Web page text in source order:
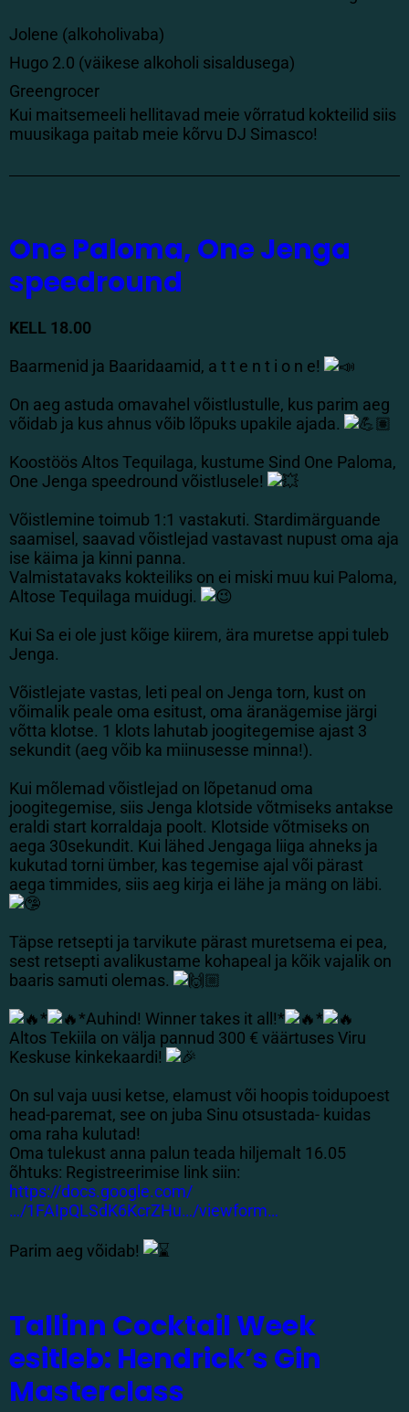
Jolene (alkoholivaba)
Hugo 2.0 (väikese alkoholi sisaldusega)
Greengrocer
Kui maitsemeeli hellitavad meie võrratud kokteilid siis
muusikaga paitab meie kõrvu DJ Simasco!
One Paloma, One Jenga
speedround
KELL 18.00
Baarmenid ja Baaridaamid, a t t e n t i o n e!
On aeg astuda omavahel võistlustulle, kus parim aeg
võidab ja kus ahnus võib lõpuks upakile ajada.
Koostöös Altos Tequilaga, kustume Sind One Paloma,
One Jenga speedround võistlusele!
Võistlemine toimub 1:1 vastakuti. Stardimärguande
saamisel, saavad võistlejad vastavast nupust oma aja
ise käima ja kinni panna.
Valmistatavaks kokteiliks on ei miski muu kui Paloma,
Altose Tequilaga muidugi.
Kui Sa ei ole just kõige kiirem, ära muretse appi tuleb
Jenga.
Võistlejate vastas, leti peal on Jenga torn, kust on
võimalik peale oma esitust, oma äranägemise järgi
võtta klotse. 1 klots lahutab joogitegemise ajast 3
sekundit (aeg võib ka miinusesse minna!).
Kui mõlemad võistlejad on lõpetanud oma
joogitegemise, siis Jenga klotside võtmiseks antakse
eraldi start korraldaja poolt. Klotside võtmiseks on
aega 30sekundit. Kui lähed Jengaga liiga ahneks ja
kukutad torni ümber, kas tegemise ajal või pärast
aega timmides, siis aeg kirja ei lähe ja mäng on läbi.
Täpse retsepti ja tarvikute pärast muretsema ei pea,
sest retsepti avalikustame kohapeal ja kõik vajalik on
baaris samuti olemas.
*
*Auhind! Winner takes it all!*
*
Altos Tekiila on välja pannud 300 € väärtuses Viru
Keskuse kinkekaardi!
On sul vaja uusi ketse, elamust või hoopis toidupoest
head-paremat, see on juba Sinu otsustada- kuidas
oma raha kulutad!
Oma tulekust anna palun teada hiljemalt 16.05
õhtuks: Registreerimise link siin:
https://docs.google.com/
…/1FAIpQLSdK6KcrZHu…/viewform…
Parim aeg võidab!
Tallinn Cocktail Week
esitleb: Hendrick’s Gin
Masterclass